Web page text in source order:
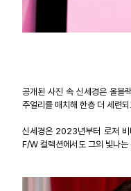
공개된 사진 속 신세경은 올블
주얼리를 매치해 한층 더 세련
신세경은 2023년부터 로저
F/W 컬렉션에서도 그의 빛나